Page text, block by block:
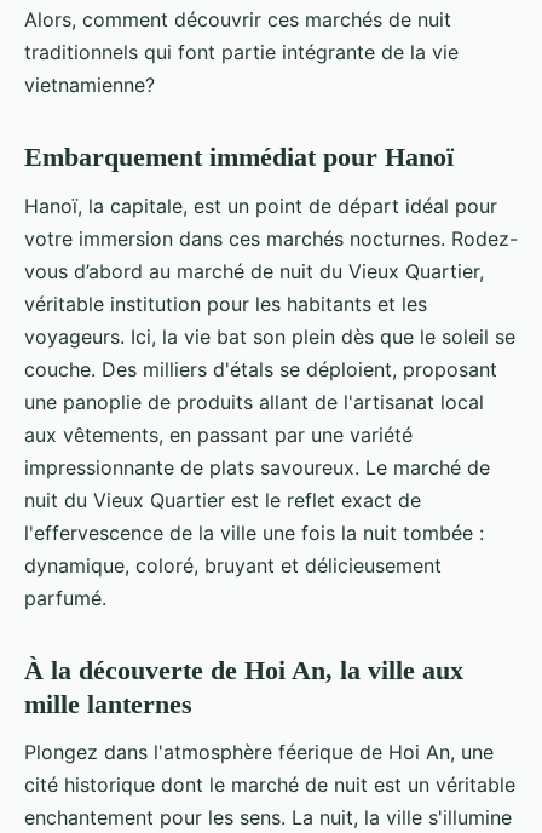
Alors, comment découvrir ces marchés de nuit
traditionnels qui font partie intégrante de la vie
vietnamienne?
Embarquement immédiat pour Hanoï
Hanoï, la capitale, est un point de départ idéal pour
votre immersion dans ces marchés nocturnes. Rodez-
vous d’abord au marché de nuit du Vieux Quartier,
véritable institution pour les habitants et les
voyageurs. Ici, la vie bat son plein dès que le soleil se
couche. Des milliers d'étals se déploient, proposant
une panoplie de produits allant de l'artisanat local
aux vêtements, en passant par une variété
impressionnante de plats savoureux. Le marché de
nuit du Vieux Quartier est le reflet exact de
l'effervescence de la ville une fois la nuit tombée :
dynamique, coloré, bruyant et délicieusement
parfumé.
À la découverte de Hoi An, la ville aux
mille lanternes
Plongez dans l'atmosphère féerique de Hoi An, une
cité historique dont le marché de nuit est un véritable
enchantement pour les sens. La nuit, la ville s'illumine